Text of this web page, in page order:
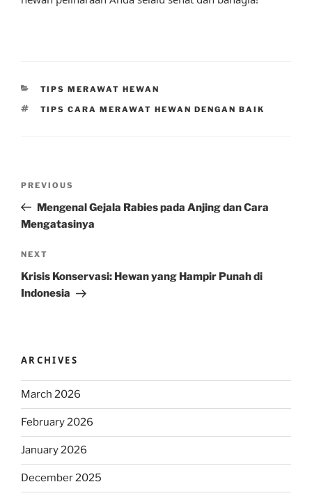
CATEGORIES
TIPS MERAWAT HEWAN
TAGS
TIPS CARA MERAWAT HEWAN DENGAN BAIK
Previous
Post
PREVIOUS
Mengenal Gejala Rabies pada Anjing dan Cara
Mengatasinya
Next
Post
NEXT
Krisis Konservasi: Hewan yang Hampir Punah di
Indonesia
ARCHIVES
March 2026
February 2026
January 2026
December 2025